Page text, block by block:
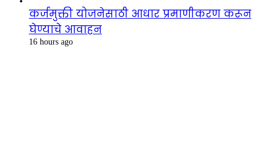
कर्जमुक्ती योजनेसाठी आधार प्रमाणीकरण करून
घेण्याचे आवाहन
16 hours ago